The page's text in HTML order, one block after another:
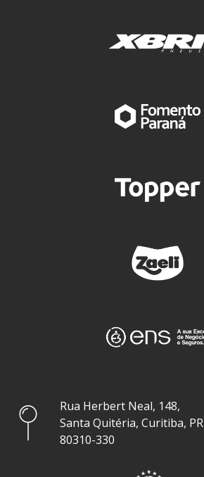
Rua Herbert Neal, 148,
Santa Quitéria, Curitiba, PR
80310-330